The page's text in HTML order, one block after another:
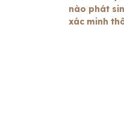
nào phát
xác minh